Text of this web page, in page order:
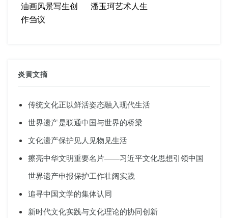
油画风景写生创
作刍议
潘玉珂艺术人生
炎黄文摘
传统文化正以鲜活姿态融入现代生活
世界遗产是联通中国与世界的桥梁
文化遗产保护见人见物见生活
擦亮中华文明重要名片——习近平文化思想引领中国
世界遗产申报保护工作壮阔实践
追寻中国文学的集体认同
新时代文化实践与文化理论的协同创新